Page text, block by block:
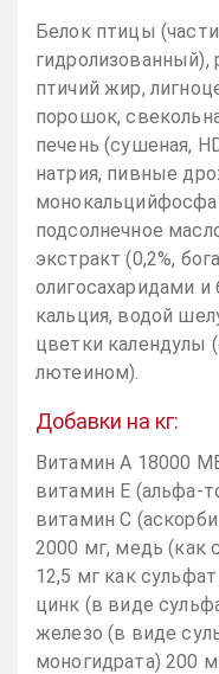
Белок птицы
гидролизованный),
птичий жир,
порошок,
печень (сушеная,
натрия, пивные
подсолнечное
экстракт (0,2%,
олигосахаридами
кальция, водой
цветки календулы
лютеином).
Добавки на кг:
Витамин A 18000
витамин E (альфа-
витамин С
2000 мг, медь (как
12,5 мг как
цинк (в виде
железо (в виде
моногидрата) 200